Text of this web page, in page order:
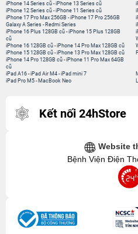
iPhone 14 Series cũ -iPhone 13 Series cũ
iPhone 12 Series cũ -iPhone 11 Series cũ
iPhone 17 Pro Max 256GB -iPhone 17 Pro 256GB
Galaxy A Series - Redmi Series
iPhone 16 Plus 128GB cũ -iPhone 15 Plus 128GB
cũ
iPhone 16 128GB cũ -iPhone 14 Pro Max 128GB cũ
iPhone 15 128GB cũ -iPhone 13 Pro Max 128GB cũ
iPhone 14 Pro 128GB cũ -iPhone 11 Pro Max 64GB
cũ
iPad A16 -iPad Air M4 -iPad mini 7
iPad Pro M5 - MacBook Neo
Kết nối 24hStore
Website
Bệnh Viện Điện